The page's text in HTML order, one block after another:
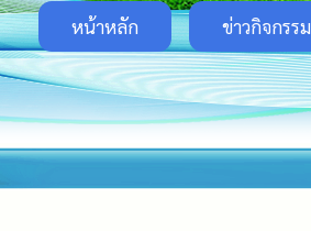
หน้าหลัก ข่าวกิจกรรม